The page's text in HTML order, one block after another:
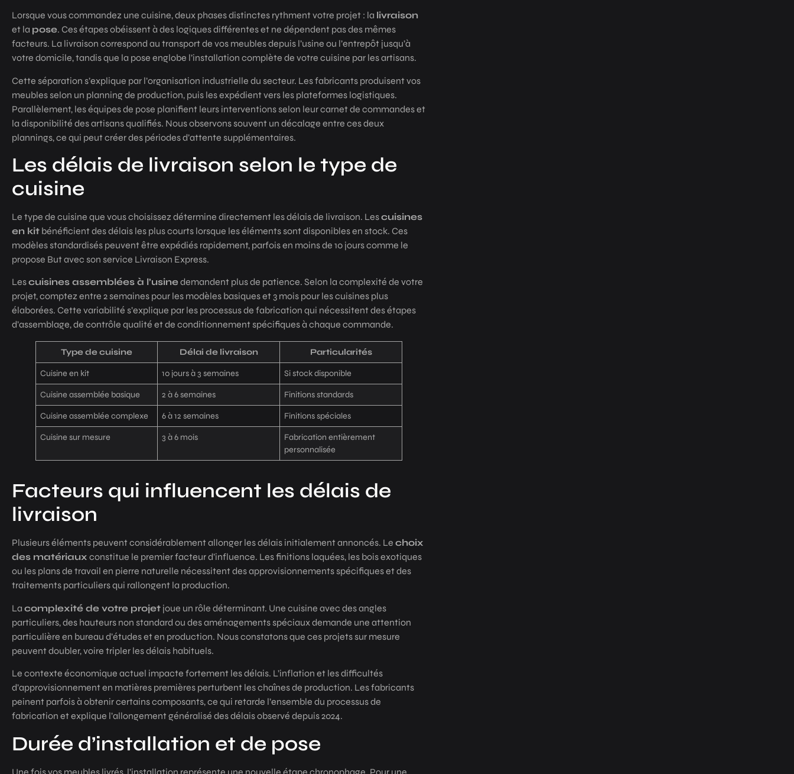
Lorsque vous commandez une cuisine, deux phases distinctes rythment votre projet : la livraison
et la pose. Ces étapes obéissent à des logiques différentes et ne dépendent pas des mêmes
facteurs. La livraison correspond au transport de vos meubles depuis l’usine ou l’entrepôt jusqu’à
votre domicile, tandis que la pose englobe l’installation complète de votre cuisine par les artisans.
Cette séparation s’explique par l’organisation industrielle du secteur. Les fabricants produisent vos
meubles selon un planning de production, puis les expédient vers les plateformes logistiques.
Parallèlement, les équipes de pose planifient leurs interventions selon leur carnet de commandes et
la disponibilité des artisans qualifiés. Nous observons souvent un décalage entre ces deux
plannings, ce qui peut créer des périodes d’attente supplémentaires.
Les délais de livraison selon le type de
cuisine
Le type de cuisine que vous choisissez détermine directement les délais de livraison. Lescuisines
en kit bénéficient des délais les plus courts lorsque les éléments sont disponibles en stock. Ces
modèles standardisés peuvent être expédiés rapidement, parfois en moins de 10 jours comme le
propose But avec son service Livraison Express.
Lescuisines assemblées à l’usinedemandent plus de patience. Selon la complexité de votre
projet, comptez entre 2 semaines pour les modèles basiques et 3 mois pour les cuisines plus
élaborées. Cette variabilité s’explique par les processus de fabrication qui nécessitent des étapes
d’assemblage, de contrôle qualité et de conditionnement spécifiques à chaque commande.
Type de cuisine Délai de livraison Particularités
Cuisine en kit 10 jours à 3 semaines Si stock disponible
Cuisine assemblée basique 2 à 6 semaines Finitions standards
Cuisine assemblée complexe 6 à 12 semaines Finitions spéciales
Cuisine sur mesure 3 à 6 mois
Fabrication entièrement
personnalisée
Facteurs qui influencent les délais de
livraison
Plusieurs éléments peuvent considérablement allonger les délais initialement annoncés. Le choix
des matériaux constitue le premier facteur d’influence. Les finitions laquées, les bois exotiques
ou les plans de travail en pierre naturelle nécessitent des approvisionnements spécifiques et des
traitements particuliers qui rallongent la production.
La complexité de votre projet joue un rôle déterminant. Une cuisine avec des angles
particuliers, des hauteurs non standard ou des aménagements spéciaux demande une attention
particulière en bureau d’études et en production. Nous constatons que ces projets sur mesure
peuvent doubler, voire tripler les délais habituels.
Le contexte économique actuel impacte fortement les délais. L’inflation et les difficultés
d’approvisionnement en matières premières perturbent les chaînes de production. Les fabricants
peinent parfois à obtenir certains composants, ce qui retarde l’ensemble du processus de
fabrication et explique l’allongement généralisé des délais observé depuis 2024.
Durée d’installation et de pose
Une fois vos meubles livrés, l’installation représente une nouvelle étape chronophage. Pour une